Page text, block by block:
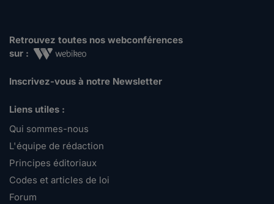
Retrouvez toutes nos webconférences
sur :
Inscrivez-vous à notre Newsletter
Liens utiles :
Qui sommes-nous
L'équipe de rédaction
Principes éditoriaux
Codes et articles de loi
Forum